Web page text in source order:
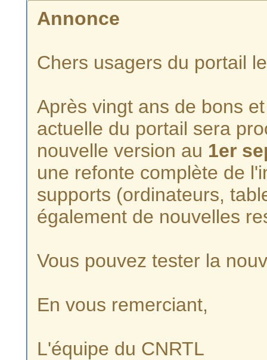
Annonce
Chers usagers du portail
Après vingt ans de bons
actuelle du portail sera
nouvelle version au 1er
une refonte complète de
supports (ordinateurs,
également de nouvelles
Vous pouvez tester la
En vous remerciant,
L'équipe du CNRTL